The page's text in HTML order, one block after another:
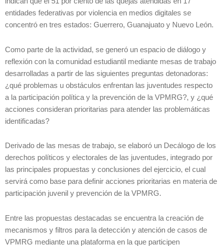
entidades federativas por violencia en medios digitales se
concentró en tres estados: Guerrero, Guanajuato y Nuevo León.
Como parte de la actividad, se generó un espacio de diálogo y
reflexión con la comunidad estudiantil mediante mesas de trabajo
desarrolladas a partir de las siguientes preguntas detonadoras:
¿qué problemas u obstáculos enfrentan las juventudes respecto
a la participación política y la prevención de la VPMRG?, y ¿qué
acciones consideran prioritarias para atender las problemáticas
identificadas?
Derivado de las mesas de trabajo, se elaboró un Decálogo de los
derechos políticos y electorales de las juventudes, integrado por
las principales propuestas y conclusiones del ejercicio, el cual
servirá como base para definir acciones prioritarias en materia de
participación juvenil y prevención de la VPMRG.
Entre las propuestas destacadas se encuentra la creación de
mecanismos y filtros para la detección y atención de casos de
VPMRG mediante una plataforma en la que participen